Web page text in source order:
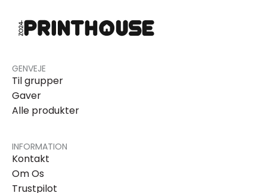
GENVEJE
Til grupper
Gaver
Alle produkter
INFORMATION
Kontakt
Om Os
Trustpilot